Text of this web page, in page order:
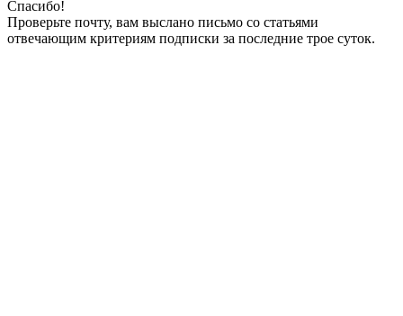
Спасибо!
Проверьте почту, вам выслано письмо со статьями
отвечающим критериям подписки за последние трое суток.